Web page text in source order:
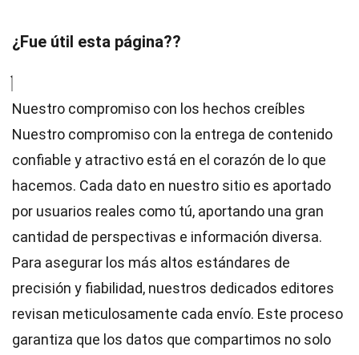
¿Fue útil esta página??
Nuestro compromiso con los hechos creíbles
Nuestro compromiso con la entrega de contenido
confiable y atractivo está en el corazón de lo que
hacemos. Cada dato en nuestro sitio es aportado
por usuarios reales como tú, aportando una gran
cantidad de perspectivas e información diversa.
Para asegurar los más altos estándares de
precisión y fiabilidad, nuestros dedicados editores
revisan meticulosamente cada envío. Este proceso
garantiza que los datos que compartimos no solo